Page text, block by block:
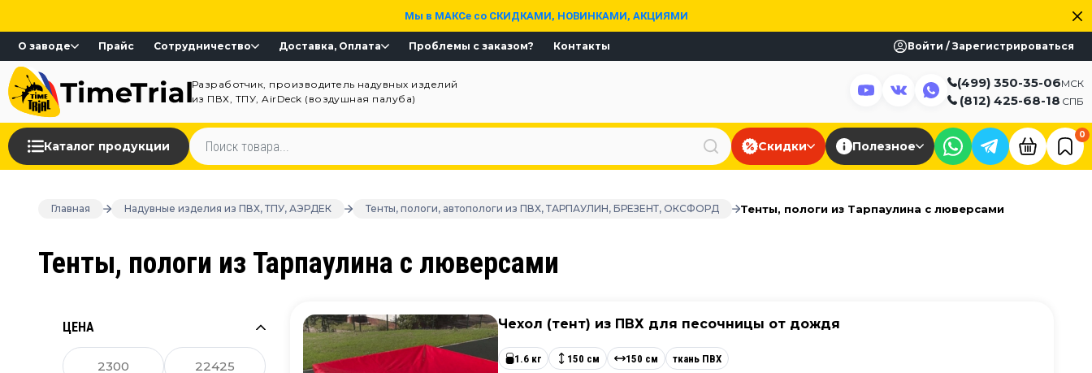
Мы в МАКСе со СКИДКАМИ, НОВИНКАМИ, АКЦИЯМИ
О заводе Прайс Сотрудничество Доставка, Оплата Проблемы с заказом? Контакты Войти / Зарегистрироваться
Разработчик, производитель надувных изделий
из ПВХ, ТПУ, AirDeck (воздушная палуба)
(499) 350-35-06МСК
(812) 425-68-18 СПБ
Каталог продукции Скидки Полезное
0
Главная Надувные изделия из ПВХ, ТПУ, АЭРДЕК Тенты, пологи, автопологи из ПВХ, ТАРПАУЛИН, БРЕЗЕНТ, ОКСФОРД Тенты, пологи из Тарпаулина с люверсами
Тенты, пологи из Тарпаулина с люверсами
ЦЕНА Чехол (тент) из ПВХ для песочницы от дождя
1.6 кг 150 см 150 см ткань ПВХ